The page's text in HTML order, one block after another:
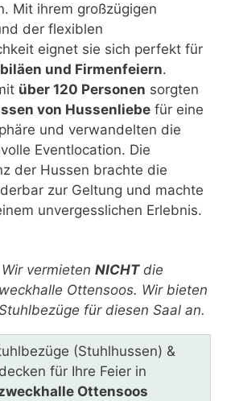
Mit ihrem großzügigen
der flexiblen
eignet sie sich perfekt für
und Firmenfeiern.
über 120 Personen sorgten
von Hussenliebe für eine
und verwandelten die
Eventlocation. Die
der Hussen brachte die
zur Geltung und machte
unvergesslichen Erlebnis.
vermieten NICHTdie
Ottensoos. Wir bieten
für diesen Saal an.
(Stuhlhussen) &
für Ihre Feier in
Ottensoos